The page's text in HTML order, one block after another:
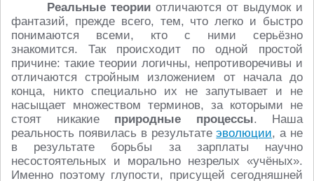
Реальные теории отличаются от выдумок и
фантазий, прежде всего, тем, что легко и быстро
понимаются всеми, кто с ними серьёзно
знакомится. Так происходит по одной простой
причине: такие теории логичны, непротиворечивы и
отличаются стройным изложением от начала до
конца, никто специально их не запутывает и не
насыщает множеством терминов, за которыми не
стоят никакие природные процессы. Наша
реальность появилась в результатеэволюции, а не
в результате борьбы за зарплаты научно
несостоятельных и морально незрелых «учёных».
Именно поэтому глупости, присущей сегодняшней